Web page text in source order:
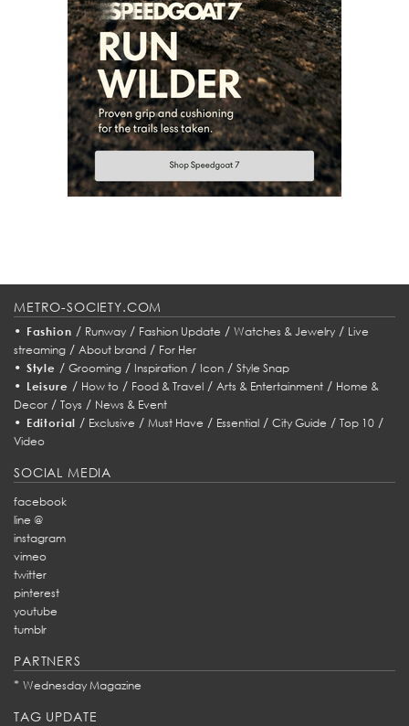
METRO-SOCIETY.COM
• Fashion / Runway/ Fashion Update / Watches & Jewelry/ Live
streaming / About brand / For Her
• Style / Grooming/ Inspiration/ Icon/ Style Snap
• Leisure / How to/ Food & Travel/ Arts & Entertainment/ Home &
Decor / Toys / News & Event
• Editorial / Exclusive /Must Have / Essential /City Guide /Top 10 /
Video
SOCIAL MEDIA
facebook
line @
instagram
vimeo
twitter
pinterest
youtube
tumblr
PARTNERS
* Wednesday Magazine
TAG UPDATE